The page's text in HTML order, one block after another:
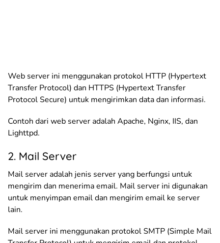
Web server ini menggunakan protokol HTTP (Hypertext
Transfer Protocol) dan HTTPS (Hypertext Transfer
Protocol Secure) untuk mengirimkan data dan informasi.
Contoh dari web server adalah Apache, Nginx, IIS, dan
Lighttpd.
2. Mail Server
Mail server adalah jenis server yang berfungsi untuk
mengirim dan menerima email. Mail server ini digunakan
untuk menyimpan email dan mengirim email ke server
lain.
Mail server ini menggunakan protokol SMTP (Simple Mail